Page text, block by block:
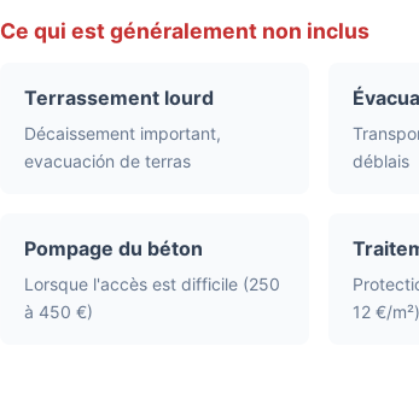
Ce qui est généralement non inclus
Terrassement lourd
Décaissement important,
evacuación de terras
déblais
Pompage du béton
Lorsque l'accès est difficile (250
à 450 €)
12 €/m²)